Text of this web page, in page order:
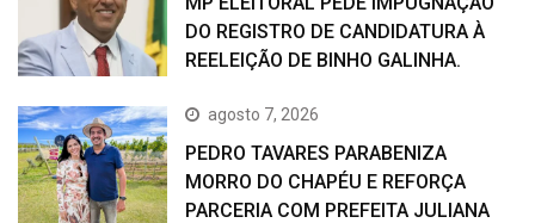
DO REGISTRO DE CANDIDATURA À
REELEIÇÃO DE BINHO GALINHA.
agosto 7, 2026
PEDRO TAVARES PARABENIZA
MORRO DO CHAPÉU E REFORÇA
PARCERIA COM PREFEITA JULIANA